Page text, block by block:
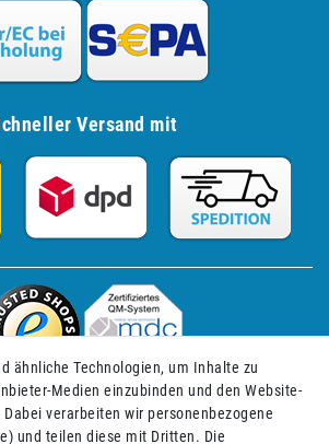
Versand mit
ähnliche Technologien, um Inhalte zu
Medien einzubinden und den Website-
verarbeiten wir personenbezogene
und teilen diese mit Dritten. Die